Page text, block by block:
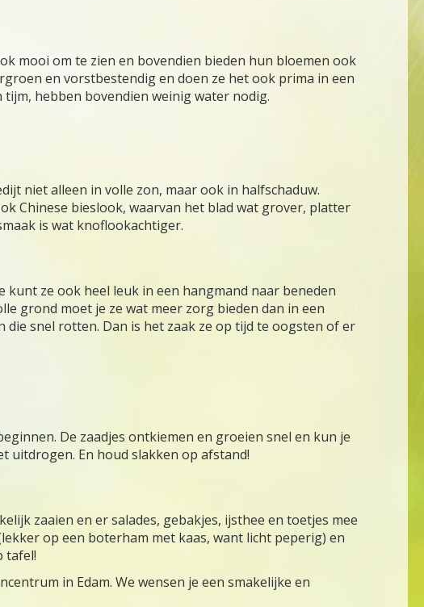
mooi om te zien en bovendien bieden hun bloemen ook
en vorstbestendig en doen ze het ook prima in een
hebben bovendien weinig water nodig.
niet alleen in volle zon, maar ook in halfschaduw.
Chinese bieslook, waarvan het blad wat grover, platter
is wat knoflookachtiger.
kunt ze ook heel leuk in een hangmand naar beneden
grond moet je ze wat meer zorg bieden dan in een
snel rotten. Dan is het zaak ze op tijd te oogsten of er
De zaadjes ontkiemen en groeien snel en kun je
uitdrogen. En houd slakken op afstand!
zaaien en er salades, gebakjes, ijsthee en toetjes mee
op een boterham met kaas, want licht peperig) en
tafel!
in Edam. We wensen je een smakelijke en